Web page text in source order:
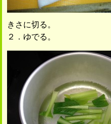
きさに切る。
２．ゆでる。